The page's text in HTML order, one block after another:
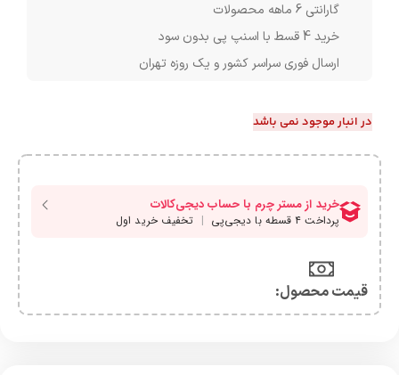
گارانتی 6 ماهه محصولات
خرید 4 قسط با اسنپ پی بدون سود
ارسال فوری سراسر کشور و یک روزه تهران
در انبار موجود نمی باشد
قیمت محصول:​